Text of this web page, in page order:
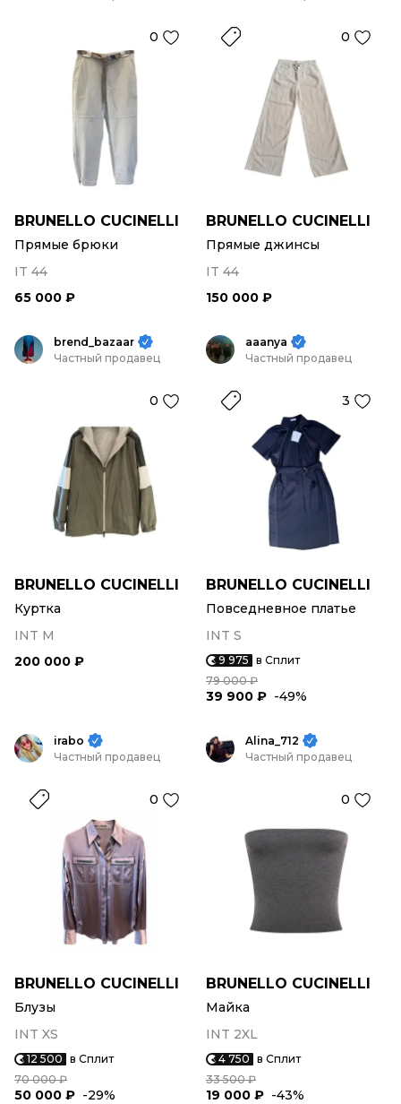
0
BRUNELLO CUCINELLI
Прямые брюки
IT 44
65 000 ₽
0
BRUNELLO CUCINELLI
Прямые джинсы
IT 44
150 000 ₽
brend_bazaar
Частный продавец
0
BRUNELLO CUCINELLI
Куртка
INT M
200 000 ₽
aaanya
Частный продавец
3
BRUNELLO CUCINELLI
Повседневное платье
INT S
9 975 в Сплит
79 000 ₽
39 900 ₽ -49%
irabo
Частный продавец
0
BRUNELLO CUCINELLI
Блузы
INT XS
12 500 в Сплит
70 000 ₽
50 000 ₽ -29%
Alina_712
Частный продавец
0
BRUNELLO CUCINELLI
Майка
INT 2XL
4 750 в Сплит
33 500 ₽
19 000 ₽ -43%